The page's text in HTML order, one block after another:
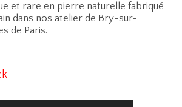
et rare en pierre naturelle fabriqué
dans nos atelier de Bry-sur-
de Paris.